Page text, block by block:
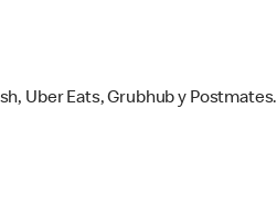
Uber Eats, Grubhub y Postmates.